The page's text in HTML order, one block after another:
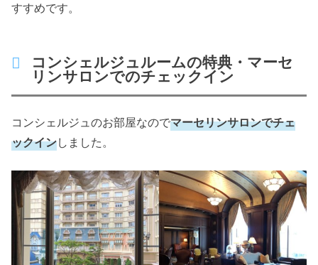
すすめです。
コンシェルジュルームの特典・マーセ
リンサロンでのチェックイン
コンシェルジュのお部屋なのでマーセリンサロンでチェ
ックインしました。